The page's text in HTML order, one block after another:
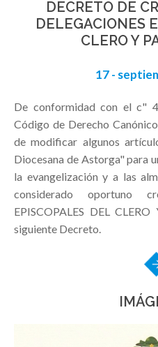
DECRETO DE
DELEGACIONES
CLERO Y
17 -
De conformidad con el c"
Código de Derecho
de modificar algunos
Diocesana de Astorga" para
la evangelización y a las
considerado oportuno
EPISCOPALES DEL
siguiente Decreto.